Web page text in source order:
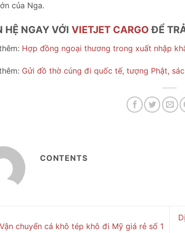
của Nga.
HỆ NGAY VỚI VIETJET CARGO ĐỂ
Hợp đồng ngoại thương trong xuất nhập
Gửi đồ thờ cúng đi quốc tế, tượng Phật,
CONTENTS
Vận chuyển cá khô tép khô đi Mỹ giá rẻ số 1